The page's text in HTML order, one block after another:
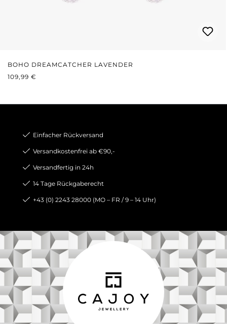
BOHO DREAMCATCHER LAVENDER
REGULÄRER PREIS:
109,99 €
Einfacher Rückversand
Versandkostenfrei ab €90,-
Versandfertig in 24h
14 Tage Rückgaberecht
+43 (0) 2243 28000 (MO – FR / 9 – 14 Uhr)